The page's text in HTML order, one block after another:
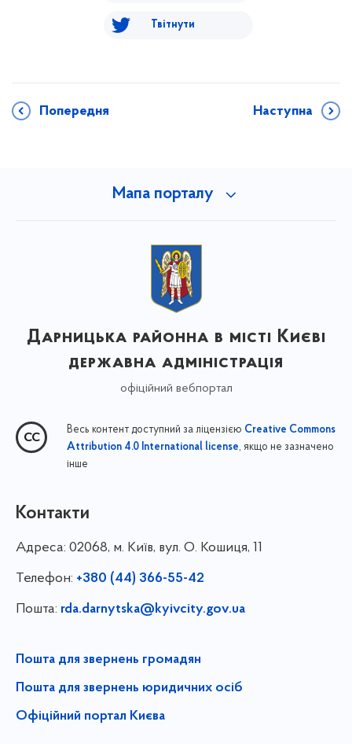
Твітнути
Попередня Наступна
Мапа порталу
Дарницька районна в місті Києві
державна адміністрація
офіційний вебпортал
Весь контент доступний за ліцензією Creative Commons
Attribution 4.0 International license, якщо не зазначено
інше
Контакти
Адреса: 02068, м. Київ, вул. О. Кошиця, 11
Телефон: +380 (44) 366-55-42
Пошта: rda.darnytska@kyivcity.gov.ua
Пошта для звернень громадян
Пошта для звернень юридичних осіб
Офіційний портал Києва